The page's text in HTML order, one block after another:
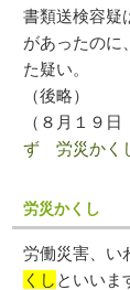
書類送検容疑
があったのに
た疑い。
（後略）
（８月１９
ず 労災かく
労災かくし
労働災害、い
くし といいま